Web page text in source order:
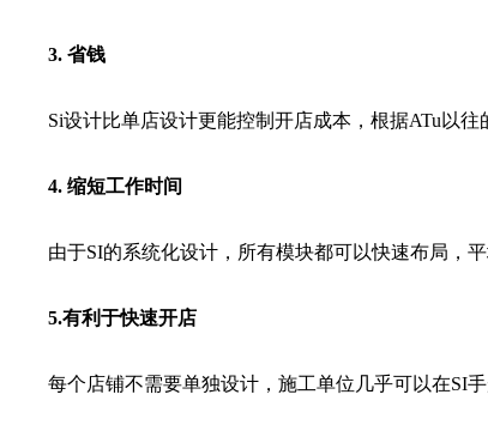
3. 省钱
Si设计比单店设计更能控制开店成本，根据ATu以往
4. 缩短工作时间
由于SI的系统化设计，所有模块都可以快速布局，平
5.有利于快速开店
每个店铺不需要单独设计，施工单位几乎可以在SI手